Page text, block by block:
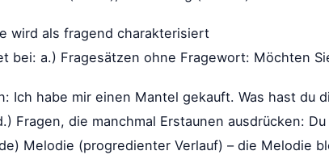
wird als fragend charakterisiert
bei: a.) Fragesätzen ohne Fragewort: Möchten
Ich habe mir einen Mantel gekauft. Was hast
Fragen, die manchmal Erstaunen ausdrücken:
Melodie (progredienter Verlauf) – die Melodie